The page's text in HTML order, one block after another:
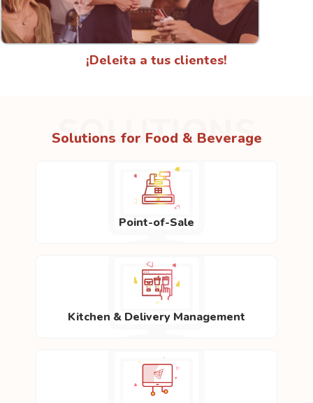
¡Deleita a tus clientes!
SOLUTIONS
Solutions for Food & Beverage
Point-of-Sale
Kitchen & Delivery Management